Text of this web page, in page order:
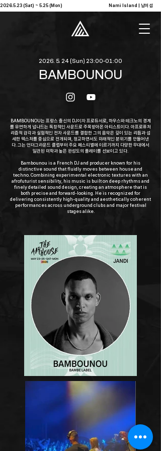
2026.5.23 (Sat) ~ 5.25 (Mon)                                              Nami Island | 남이
2026. 5. 24(Sun) 23:00-01:00
BAMBOUNOU
BAMBOUNOU는 프랑스 출신의 DJ이자 프로듀서로, 하우스와 테크노의 경계
를 유연하게 넘나드는 독창적인 사운드로 주목받아온 아티스트이다. 아프로퓨처
리즘적 감각과 실험적인 전자 사운드를 결합한 그의 음악은 깊이 있는 리듬과 섬
세한 텍스처를 중심으로 전개되며, 정교하면서도 미래적인 분위기를 만들어낸
다. 그는 언더그라운드 클럽부터 주요 페스티벌에 이르기까지 다양한 무대에서
일관된 미학과 높은 완성도의 플레이를 선보이고 있다.
Bambounou is a French DJ and producer known for his
distinctive sound that fluidly moves between house and
techno. Combining experimental electronic textures with an
afrofuturist sensibility, his music is built on deep rhythms and
finely detailed sound design, creating an atmosphere that is
both precise and forward-looking. He is recognized for
delivering consistently high-quality and aesthetically coherent
performances across underground clubs and major festival
stages alike.